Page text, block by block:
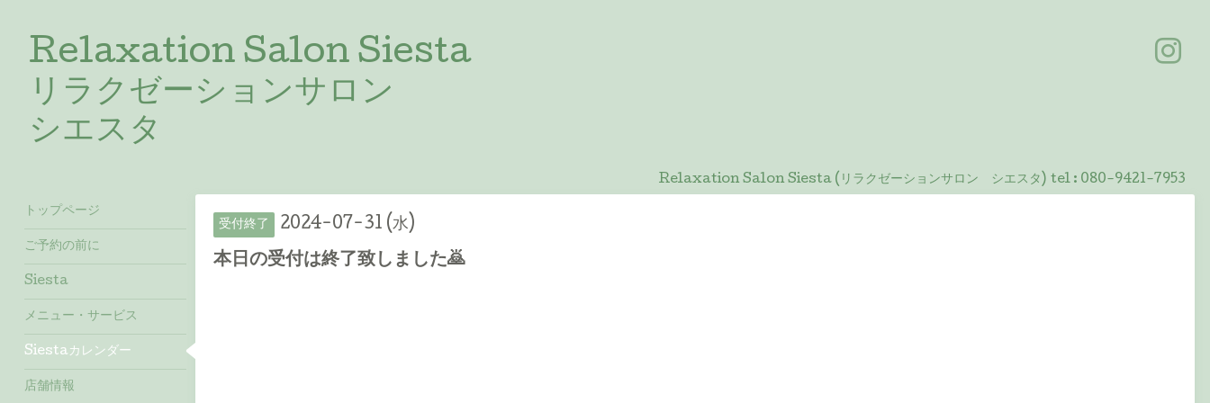
Relaxation Salon Siesta
リラクゼーションサロン
シエスタ
Relaxation Salon Siesta (リラクゼーションサロン シエスタ) tel : 080-9421-7953
受付終了 2024-07-31 (水)
本日の受付は終了致しました🙇
トップページ
ご予約の前に
Siesta
メニュー・サービス
Siestaカレンダー
店舗情報